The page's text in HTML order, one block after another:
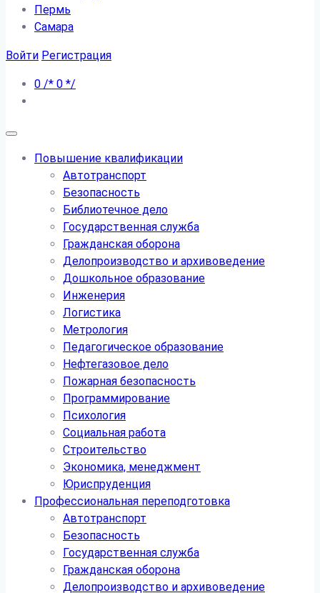
Пермь
Самара
Войти Регистрация
0 /* 0 */
Повышение квалификации
Автотранспорт
Безопасность
Библиотечное дело
Государственная служба
Гражданская оборона
Делопроизводство и архивоведение
Дошкольное образование
Инженерия
Логистика
Метрология
Педагогическое образование
Нефтегазовое дело
Пожарная безопасность
Программирование
Психология
Социальная работа
Строительство
Экономика, менеджмент
Юриспруденция
Профессиональная переподготовка
Автотранспорт
Безопасность
Государственная служба
Гражданская оборона
Делопроизводство и архивоведение